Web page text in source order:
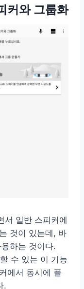
커와 그룹화
서 일반 스피커에
것이 있는데, 바
하는 것이다.
수 있는 이 기능
에서 동시에 플
.